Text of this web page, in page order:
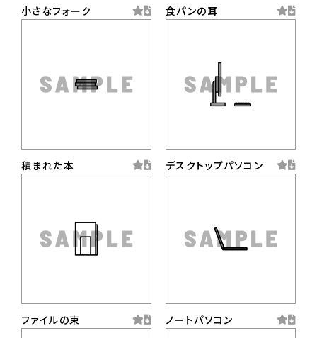
小さなフォーク 食パンの耳
積まれた本 デスクトップパソコン
ファイルの束 ノートパソコン